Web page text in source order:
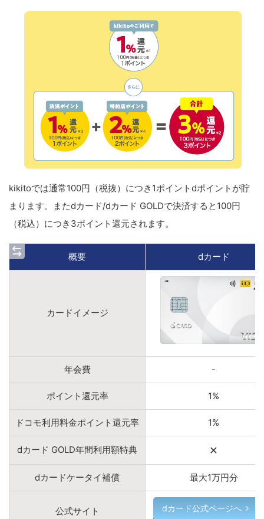
kikitoでは通常100円（税抜）につき1ポイントdポイントが貯
まります。またdカード/dカード GOLDで決済すると100円
（税込）につき3ポイント還元されます。
概要 dカード
カードイメージ
年会費 -
ポイント還元率 1%
ドコモ利用料金ポイント還元率 1%
dカード GOLD年間利用額特典 ×
dカードケータイ補償 最大1万円分
公式サイト dカード公式ページへ